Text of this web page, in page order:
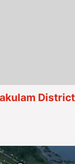
District